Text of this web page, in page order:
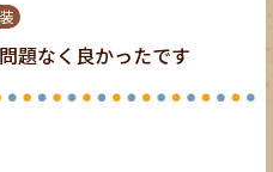
題なく良かったです